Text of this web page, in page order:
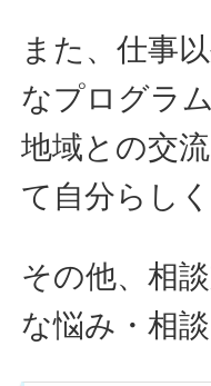
また、仕事
なプログラ
地域との交
て自分らし
その他、相
な悩み・相